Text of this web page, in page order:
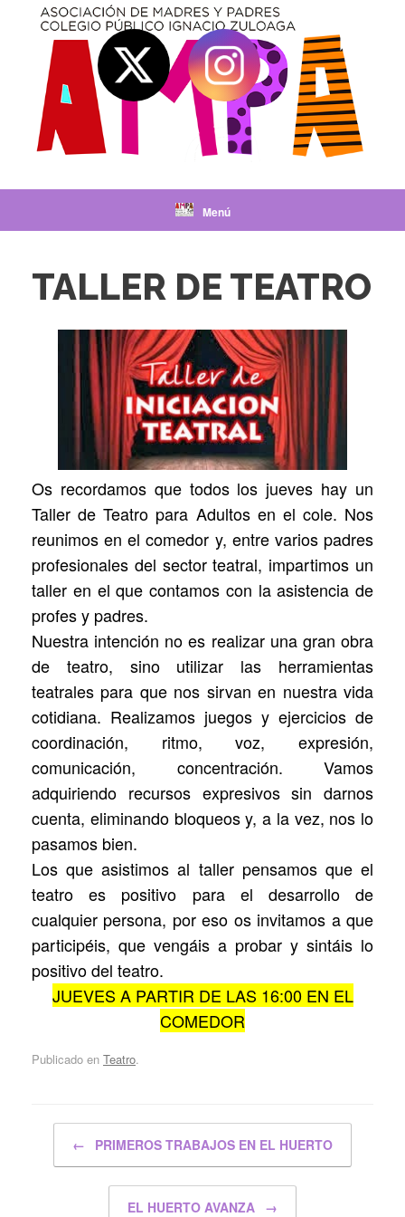
Menú
TALLER DE TEATRO
Os recordamos que todos los jueves hay un
Taller de Teatro para Adultos en el cole. Nos
reunimos en el comedor y, entre varios padres
profesionales del sector teatral, impartimos un
taller en el que contamos con la asistencia de
profes y padres.
Nuestra intención no es realizar una gran obra
de teatro, sino utilizar las herramientas
teatrales para que nos sirvan en nuestra vida
cotidiana. Realizamos juegos y ejercicios de
coordinación, ritmo, voz, expresión,
comunicación, concentración. Vamos
adquiriendo recursos expresivos sin darnos
cuenta, eliminando bloqueos y, a la vez, nos lo
pasamos bien.
Los que asistimos al taller pensamos que el
teatro es positivo para el desarrollo de
cualquier persona, por eso os invitamos a que
participéis, que vengáis a probar y sintáis lo
positivo del teatro.
JUEVES A PARTIR DE LAS 16:00 EN EL
COMEDOR
Publicado en Teatro.
← PRIMEROS TRABAJOS EN EL HUERTO
EL HUERTO AVANZA →